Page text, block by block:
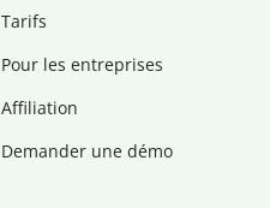
Tarifs
Pour les entreprises
Affiliation
Demander une démo